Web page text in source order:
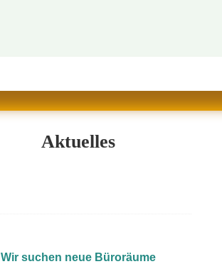
Aktuelles
Wir suchen neue Büroräume